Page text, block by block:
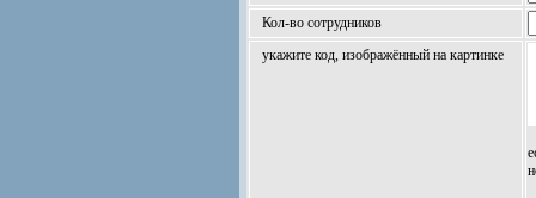
Кол-во сотрудников
укажите код, изображённый на картинке